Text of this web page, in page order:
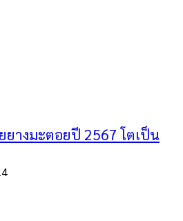
ยางมะตอยปี 2567 โตเป็น